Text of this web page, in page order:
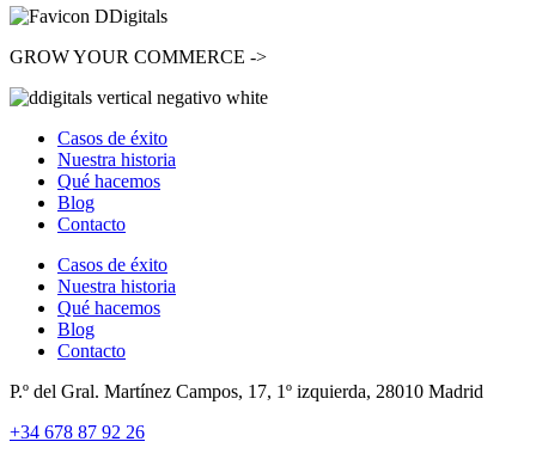
GROWYOUR COMMERCE ->
Casos de éxito
Nuestra historia
Qué hacemos
Blog
Contacto
Casos de éxito
Nuestra historia
Qué hacemos
Blog
Contacto
P.º del Gral. Martínez Campos, 17, 1º izquierda, 28010 Madrid
+34 678 87 92 26